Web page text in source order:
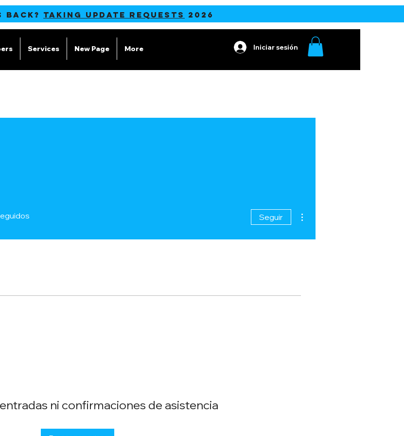
BACK? TAKING UPDATE REQUESTS 2026
Services New Page More Iniciar sesión
ni confirmaciones de asistencia
Seguir